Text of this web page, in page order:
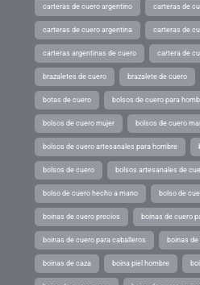
carteras de cuero argentino carteras de
carteras de cuero argentina carteras de
carteras argentinas de cuero cartera de
brazaletes de cuero brazalete de cuero
botas de cuero bolsos de cuero para
bolsos de cuero mujer bolsos de cuero
bolsos de cuero artesanales para hombre
bolsos de cuero bolsos artesanales de
bolso de cuero hecho a mano bolso de
boinas de cuero precios boinas de cuero
boinas de cuero para caballeros boinas
boinas de caza boina piel hombre